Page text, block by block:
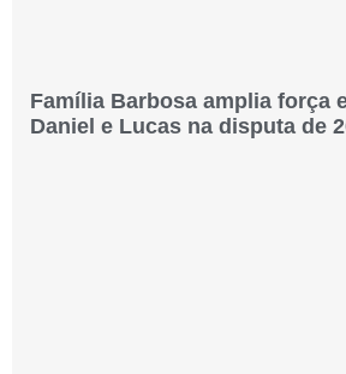
Família Barbosa amplia força
Daniel e Lucas na disputa de